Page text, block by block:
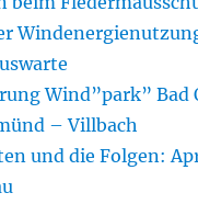
Wind”park” Bad
– Villbach
und die Folgen: